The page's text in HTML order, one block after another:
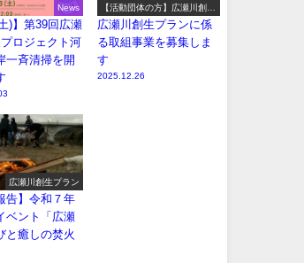
News
)】第39回広瀬
ロジェクト河
一斉清掃を開
【活動団体の方】広瀬川創生
プラン参加事業の募集
広瀬川創生プランに係
る取組事業を募集しま
す
2025.12.26
広瀬川創生プラン
告】令和７年
ベント「広瀬
と癒しの焚火